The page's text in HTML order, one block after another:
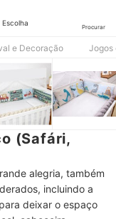
Procurar
e Decoração Jogos
(Safári,
alegria, também
incluindo a
deixar o espaço